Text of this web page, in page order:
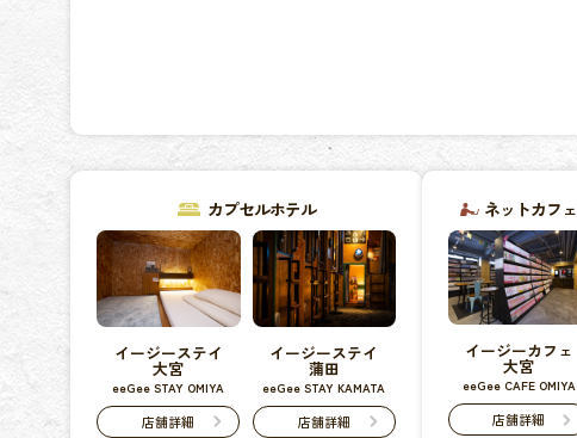
カプセルホテル
イージーステイ
大宮
eeGee STAY OMIYA
店舗詳細
イージーステイ
蒲田
eeGee STAY KAMATA
店舗詳細
ネットカフェ
イージーカフェ
大宮
eeGee CAFE OMIYA
店舗詳細